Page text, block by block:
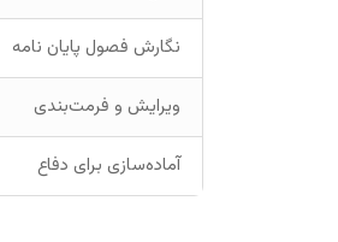
نگارش فصول پایان نامه
ویرایش و فرمت‌بندی
آماده‌سازی برای دفاع